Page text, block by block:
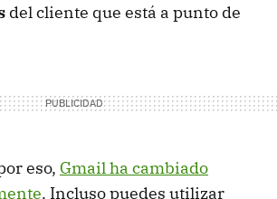
del cliente que está a punto de
eso, Gmail ha cambiado
. Incluso puedes utilizar